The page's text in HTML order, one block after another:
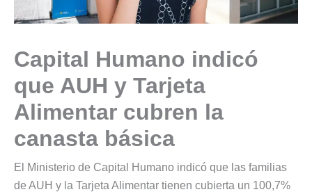
Capital Humano indicó
que AUH y Tarjeta
Alimentar cubren la
canasta básica
El Ministerio de Capital Humano indicó que las familias
de AUH y la Tarjeta Alimentar tienen cubierta un 100,7%